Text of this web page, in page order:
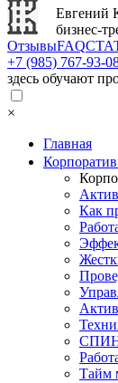
Евгений
бизнес-
ОтзывыFAQ
+7 (985)
здесь обучают
×
Главная
Как
СПИН
Тайм